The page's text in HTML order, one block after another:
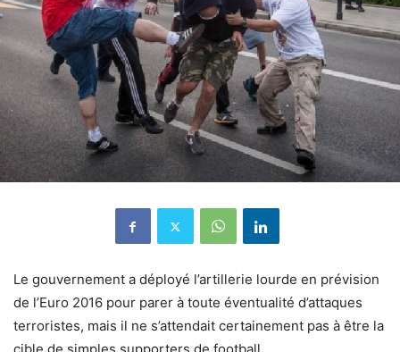
Le gouvernement a déployé l’artillerie lourde en prévision
de l’Euro 2016 pour parer à toute éventualité d’attaques
terroristes, mais il ne s’attendait certainement pas à être la